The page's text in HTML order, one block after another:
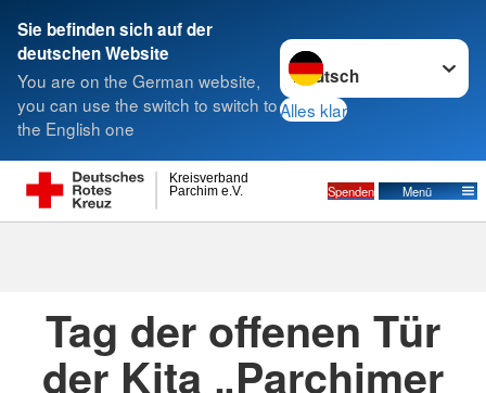
Sie befinden sich auf der
deutschen Website
You are on the German website,
you can use the switch to switch to
the English one
Sprache wechseln zu
Alles klar
Parchim e.V.
Kreisverband
Spenden Menü
Suche
Tag der offenen Tür
der Kita „Parchimer